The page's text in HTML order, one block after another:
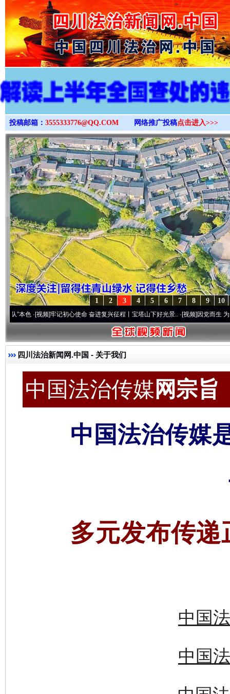
>
投稿邮箱： 3555333776@QQ.COM 网络推广投稿点击进入>>>
10
9
8
7
6
5
4
3
2
1
牢记初心使命 奋进复兴征程丨宝塔山下好光景..·[视频]因党而生 为党而战——百
四川法治新闻网.中国 - 关于我们
中国法治传媒 网宗
中国法治传媒
多元发布传
中国
中国